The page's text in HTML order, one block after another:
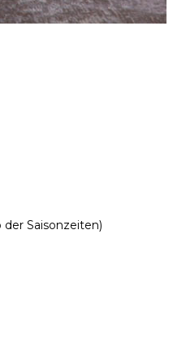
Saisonzeiten)